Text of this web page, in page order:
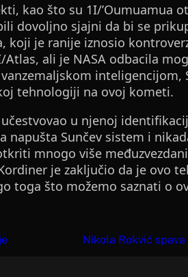
kao što su 1I/’Oumuamua
dovoljno sjajni da bi se
koji je ranije iznosio
ali je NASA odbacila
inteligencijom,
tehnologiji na ovoj kometi.
u njenoj
napušta Sunčev sistem i
mnogo više
je zaključio da je ovo
toga što možemo saznati o
Nikola Rokvić